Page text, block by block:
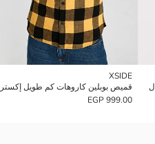
XSIDE
999.00 EGP